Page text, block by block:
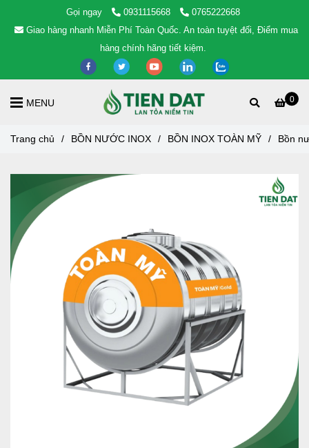
Gọi ngay 0931115668
0765222668
Giao hàng nhanh Miễn Phí Toàn Quốc. An toàn tuyệt đối, Điểm mua
hàng chính hãng tiết kiệm.
0
MENU
Trang chủ / BỒN NƯỚC INOX / BỒN INOX TOÀN MỸ / Bồn